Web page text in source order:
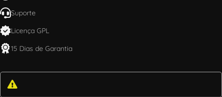
Suporte
Licença GPL
15 Dias de Garantia